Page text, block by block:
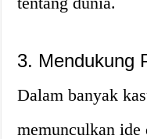
3. Mendukung
Dalam banyak
memunculkan ide